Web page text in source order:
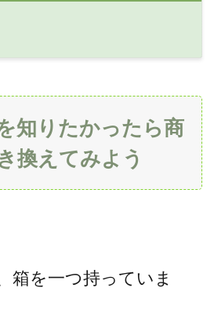
知りたかったら商
換えてみよう
箱を一つ持っていま